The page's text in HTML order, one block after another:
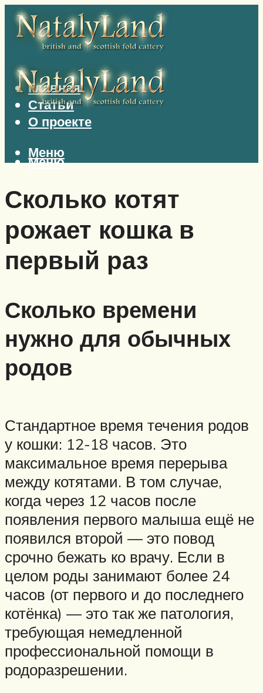
Главная
Статьи
О проекте
Меню
Меню
Сколько котят
рожает кошка в
первый раз
Сколько времени
нужно для обычных
родов
Стандартное время течения родов
у кошки: 12-18 часов. Это
максимальное время перерыва
между котятами. В том случае,
когда через 12 часов после
появления первого малыша ещё не
появился второй — это повод
срочно бежать ко врачу. Если в
целом роды занимают более 24
часов (от первого и до последнего
котёнка) — это так же патология,
требующая немедленной
профессиональной помощи в
родоразрешении.